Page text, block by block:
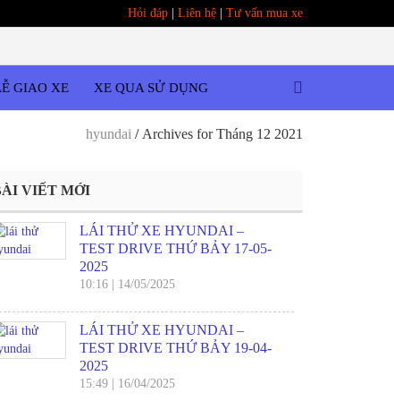
Hỏi đáp Liên hệ Tư vấn mua xe
GIAO XE XE QUA SỬ DỤNG
hyundai / Archives for Tháng 12 2021
VIẾT MỚI
LÁI THỬ XE HYUNDAI –
TEST DRIVE THỨ BẢY 17-05-
2025
10:16 14/05/2025
LÁI THỬ XE HYUNDAI –
TEST DRIVE THỨ BẢY 19-04-
2025
15:49 16/04/2025